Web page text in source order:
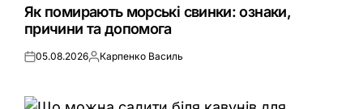
Як помирають морські свинки: ознаки,
причини та допомога
Оприлюднено
05.08.2026Опубліковано
Карпенко Василь